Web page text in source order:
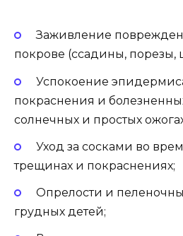
Заживление
покрове (ссадины, порезы,
Успокоение
покраснения и
солнечных и простых
Уход за сосками во
трещинах и покраснениях;
Опрелости и
грудных детей;